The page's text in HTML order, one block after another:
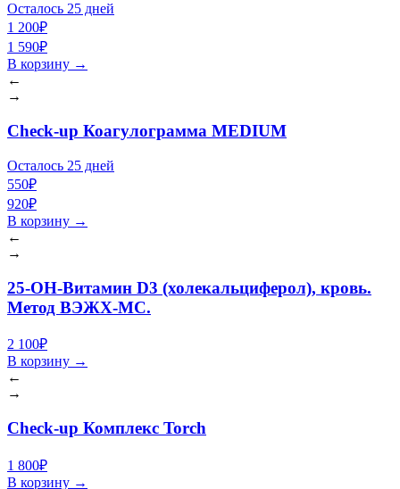
Осталось 25 дней
1 200₽
1 590₽
В корзину →
←
→
Check-up Коагулограмма MEDIUM
Осталось 25 дней
550₽
920₽
В корзину →
←
→
25-OH-Витамин D3 (холекальциферол), кровь.
Метод ВЭЖХ-МС.
2 100₽
В корзину →
←
→
Check-up Комплекс Torch
1 800₽
В корзину →